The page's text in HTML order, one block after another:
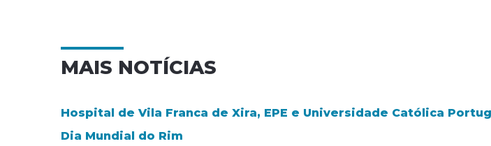
MAIS NOTÍCIAS
Hospital de Vila Franca de Xira, EPE e Universidade Católica
Dia Mundial do Rim